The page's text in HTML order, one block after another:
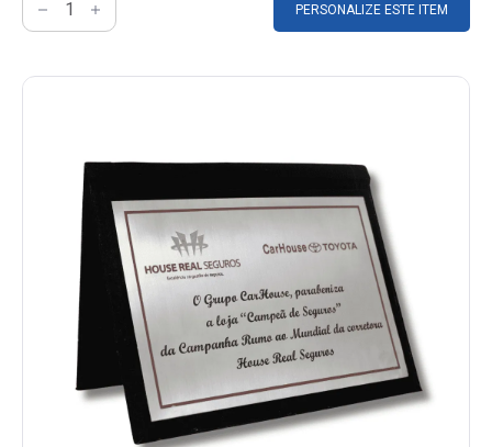
PERSONALIZE ESTE ITEM